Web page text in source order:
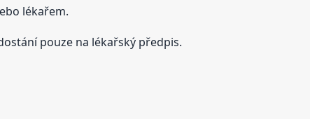
lékařem.
pouze na lékařský předpis.